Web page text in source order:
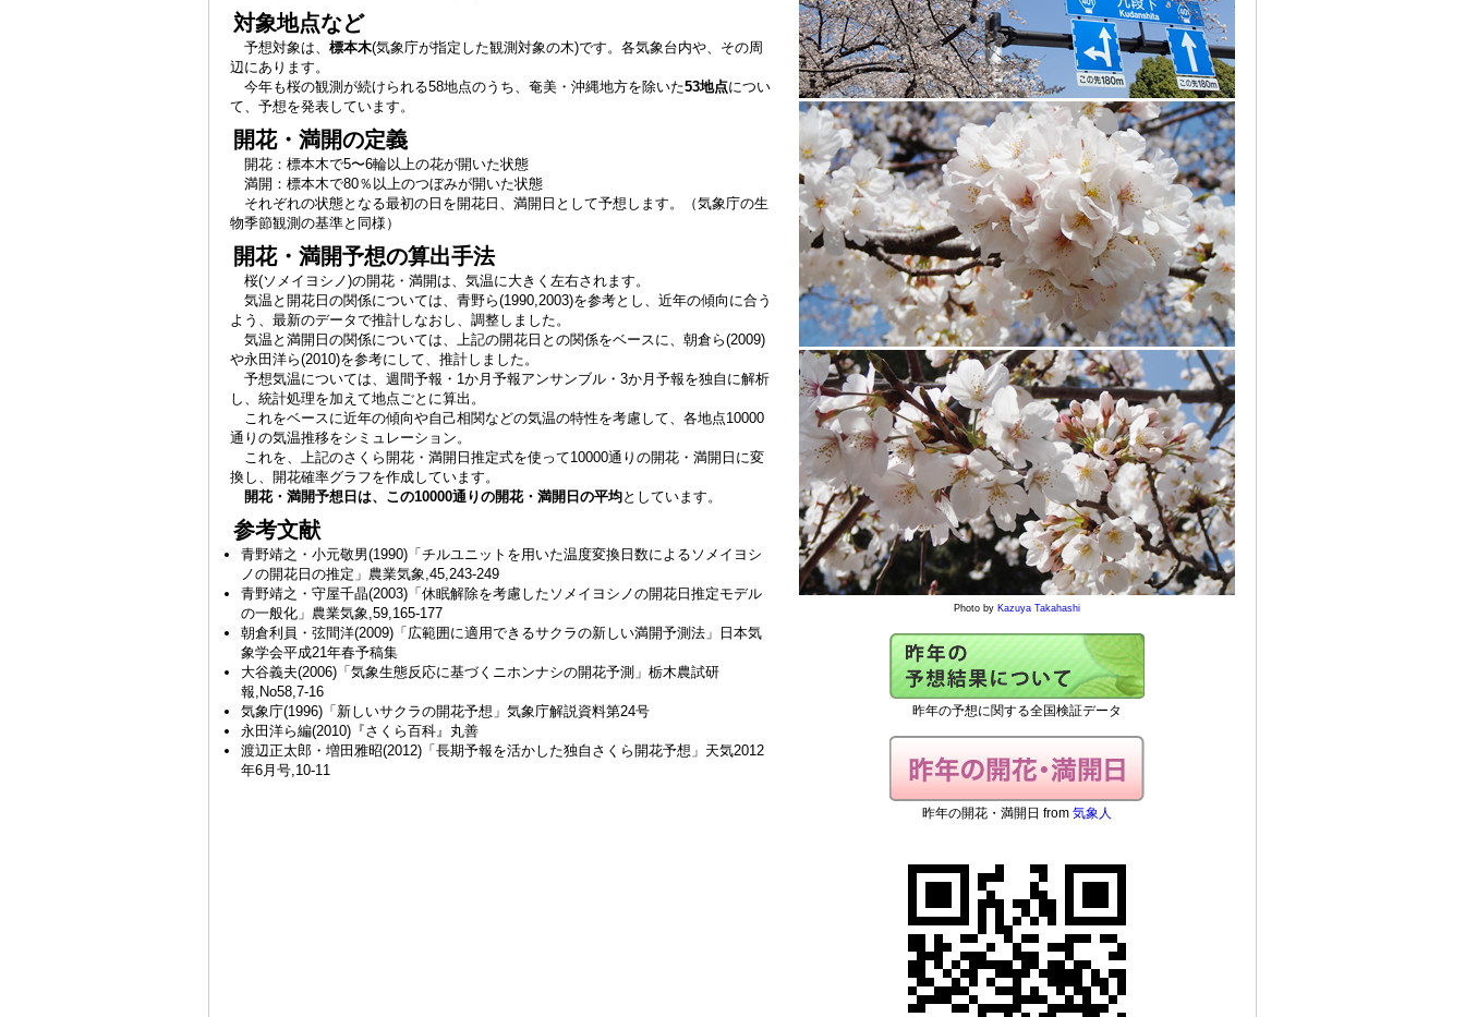
【4月3日 熊谷 さくらの満開日
】平年と同日昨年より4日早い。市内桜堤。（3日14:22発表）
【4月3日 宇都宮 さくらの満開日
】平年より3日早い。昨年より6日早い。（3日13:42発表）
【4月3日 金沢 さくらの満開日
】平年より5日早い。昨年より3日早い。（3日13:35発表）
【4月3日 福島 さくらの満開日
】平年より8日早い。昨年より5日早い。市内信夫山。（3日11:25発
【4月3日 佐賀 さくらの満開日
【4月3日 宮崎 さくらの満開日
【4月3日 福岡 さくらの満開日
】平年より3日遅い。昨年より6日遅い。（3日9:35発表）
【4月2日 彦根 さくらの満開日
】平年より6日早い。昨年より7日早い。（2日15:31発表）
【4月2日 和歌山 さくらの満開日
】平年より1日早い。昨年より3日遅い。紀三井寺。（2日14:18発
表）
【4月2日 山形 さくらの開花日
】平年より11日早い。昨年より7日早い。（2日14:15発表）
【4月2日 静岡 さくらの満開日
】平年と同日昨年より1日早い。（2日11:15発表）
【4月2日 熊本 さくらの満開日
】平年より1日遅い。昨年より5日遅い。熊本市西区春日。（2日10:16
発表）
【4月2日 富山 さくらの満開日
】平年より6日早い。昨年より4日早い。（2日10:09発表）
【4月1日 高松 さくらの満開日
】平年より3日早い。昨年より2日早い。栗林公園。（1日15:14発表）
【4月1日 横浜 さくらの満開日
】平年と同日昨年より3日早い。（1日11:05発表）
【4月1日 前橋 さくらの満開日
】平年より4日早い。昨年より6日早い。（1日10:05発表）
【3月31日 松江 さくらの満開日
】平年より5日早い。昨年より2日早い。（31日15:01発表）
【3月31日 岡山 さくらの満開日
】平年より4日早い。昨年より5日早い。後楽園。（31日15:00発表）
【3月31日 長野 さくらの開花日
】平年より11日早い。昨年より8日早い。（31日14:57発表）
【3月31日 鳥取 さくらの満開日
】平年より5日早い。昨年より4日早い。久松公園。（31日14:46発
表）
【3月31日 高知 さくらの満開日
】平年より1日遅い。昨年より3日遅い。高知公園。（31日14:31発
表）
【3月31日 福井 さくらの満開日
】平年より7日早い。昨年より9日早い。（31日14:13発表）
【3月31日 奈良 さくらの満開日
】平年より4日早い。昨年より4日早い。奈良女子大学附属中等教育
学校。（31日11:31発表）
【3月31日 仙台 さくらの開花日
【3月31日 新潟 さくらの開花日
】平年より8日早い。昨年より6日早い。市内鳥屋野潟公園。（31日
10:00発表）
【3月30日 広島 さくらの満開日
】平年より4日早い。昨年より3日早い。縮景園。（30日15:03発表）
【3月30日 京都 さくらの満開日
】平年より5日早い。昨年より6日早い。二条城。（30日11:18発表）
【3月30日 名古屋 さくらの満開日
】平年より3日早い。昨年より5日早い。（30日10:07発表）
【3月29日 福島 さくらの開花日
対象地点など
予想対象は、 標本木(気象庁が指定した観測対象の木)です。各気象台内や、その周
辺にあります。
今年も桜の観測が続けられる58地点のうち、奄美・沖縄地方を除いた53地点につい
て、予想を発表しています。
開花・満開の定義
開花：標本木で5〜6輪以上の花が開いた状態
満開：標本木で80％以上のつぼみが開いた状態
それぞれの状態となる最初の日を開花日、満開日として予想します。（気象庁の生
物季節観測の基準と同様）
開花・満開予想の算出手法
桜(ソメイヨシノ)の開花・満開は、気温に大きく左右されます。
気温と開花日の関係については、青野ら(1990,2003)を参考とし、近年の傾向に合う
よう、最新のデータで推計しなおし、調整しました。
気温と満開日の関係については、上記の開花日との関係をベースに、朝倉ら(2009)
や永田洋ら(2010)を参考にして、推計しました。
予想気温については、週間予報・1か月予報アンサンブル・3か月予報を独自に解析
し、統計処理を加えて地点ごとに算出。
これをベースに近年の傾向や自己相関などの気温の特性を考慮して、各地点10000
通りの気温推移をシミュレーション。
これを、上記のさくら開花・満開日推定式を使って10000通りの開花・満開日に変
換し、開花確率グラフを作成しています。
開花・満開予想日は、この10000通りの開花・満開日の平均としています。
参考文献
青野靖之・小元敬男(1990)「チルユニットを用いた温度変換日数によるソメイヨシ
ノの開花日の推定」農業気象,45,243-249
青野靖之・守屋千晶(2003)「休眠解除を考慮したソメイヨシノの開花日推定モデル
の一般化」農業気象,59,165-177
朝倉利員・弦間洋(2009)「広範囲に適用できるサクラの新しい満開予測法」日本気
象学会平成21年春予稿集
大谷義夫(2006)「気象生態反応に基づくニホンナシの開花予測」栃木農試研
報,No58,7-16
気象庁(1996)「新しいサクラの開花予想」気象庁解説資料第24号
永田洋ら編(2010)『さくら百科』丸善
渡辺正太郎・増田雅昭(2012)「長期予報を活かした独自さくら開花予想」天気2012
年6月号,10-11
Photo by Kazuya Takahashi
昨年の予想に関する全国検証データ
昨年の開花・満開日 from 気象人